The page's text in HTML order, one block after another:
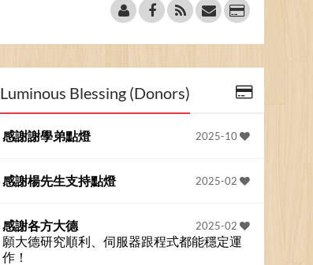
Luminous Blessing (Donors)
2025-10
感謝謝學弟點燈
2025-02
感謝楊先生支持點燈
2025-02
感謝各方大德
願大德研究順利、伺服器跟程式都能穩定運
作！